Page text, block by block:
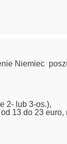
Niemiec
2- lub 3-os.),
do 23 euro,